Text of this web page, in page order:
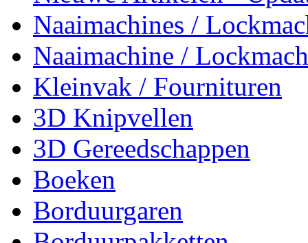
Naaimachines /
Naaimachine /
Kleinvak / Fournituren
3D Knipvellen
3D Gereedschappen
Boeken
Borduurgaren